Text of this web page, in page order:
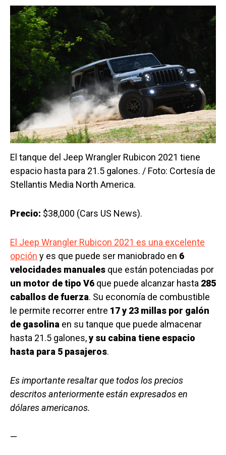
El tanque del Jeep Wrangler Rubicon 2021 tiene
espacio hasta para 21.5 galones. / Foto: Cortesía de
Stellantis Media North America.
Precio: $38,000 (Cars US News).
El Jeep Wrangler Rubicon 2021 es una excelente
opción y es que puede ser maniobrado en 6
velocidades manuales que están potenciadas por
un motor de tipo V6 que puede alcanzar hasta 285
caballos de fuerza. Su economía de combustible
le permite recorrer entre 17 y 23 millas por galón
de gasolina en su tanque que puede almacenar
hasta 21.5 galones,y su cabina tiene espacio
hasta para 5 pasajeros.
Es importante resaltar que todos los precios
descritos anteriormente están expresados en
dólares americanos.
—